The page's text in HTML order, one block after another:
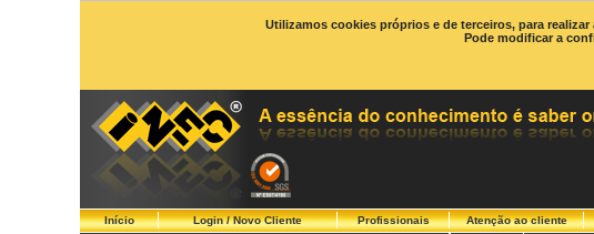
Utilizamos cookies próprios e de terceiros, para
Pode modificar a
Início Login / Novo Cliente Profissionais Atenção ao cliente